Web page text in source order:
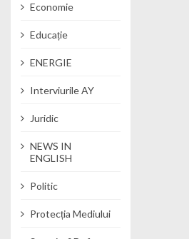
Economie
Educație
ENERGIE
Interviurile AY
Juridic
NEWS IN
ENGLISH
Politic
Protecția Mediului